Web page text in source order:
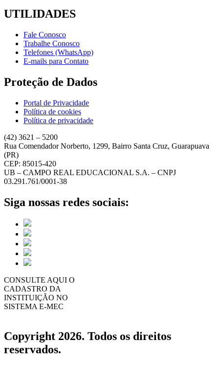
UTILIDADES
Fale Conosco
Trabalhe Conosco
Telefones (WhatsApp)
E-mails para Contato
Proteção de Dados
Portal de Privacidade
Política de cookies
Política de privacidade
(42) 3621 – 5200
Rua Comendador Norberto, 1299, Bairro Santa Cruz, Guarapuava
(PR)
CEP: 85015-420
UB – CAMPO REAL EDUCACIONAL S.A. – CNPJ
03.291.761/0001-38
Siga nossas redes sociais:
CONSULTE AQUI O
CADASTRO DA
INSTITUIÇÃO NO
SISTEMA E-MEC
Copyright 2026. Todos os direitos
reservados.